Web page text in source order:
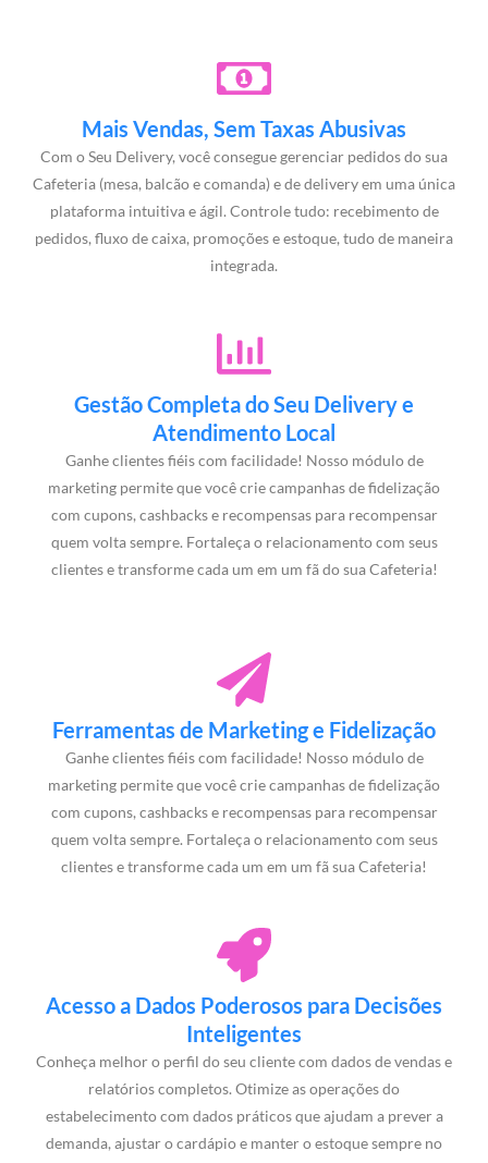
Mais Vendas, Sem Taxas Abusivas
Com o Seu Delivery, você consegue gerenciar pedidos do sua
Cafeteria (mesa, balcão e comanda) e de delivery em uma única
plataforma intuitiva e ágil. Controle tudo: recebimento de
pedidos, fluxo de caixa, promoções e estoque, tudo de maneira
integrada.
Gestão Completa do Seu Delivery e
Atendimento Local
Ganhe clientes fiéis com facilidade! Nosso módulo de
marketing permite que você crie campanhas de fidelização
com cupons, cashbacks e recompensas para recompensar
quem volta sempre. Fortaleça o relacionamento com seus
clientes e transforme cada um em um fã do sua Cafeteria!
Ferramentas de Marketing e Fidelização
Ganhe clientes fiéis com facilidade! Nosso módulo de
marketing permite que você crie campanhas de fidelização
com cupons, cashbacks e recompensas para recompensar
quem volta sempre. Fortaleça o relacionamento com seus
clientes e transforme cada um em um fã sua Cafeteria!
Acesso a Dados Poderosos para Decisões
Inteligentes
Conheça melhor o perfil do seu cliente com dados de vendas e
relatórios completos. Otimize as operações do
estabelecimento com dados práticos que ajudam a prever a
demanda, ajustar o cardápio e manter o estoque sempre no